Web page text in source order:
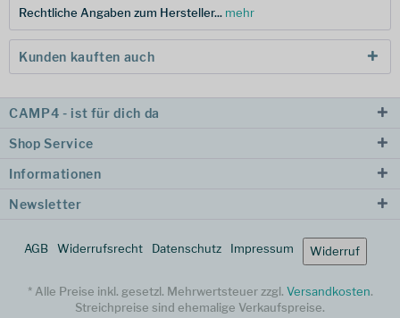
Rechtliche Angaben zum Hersteller... mehr
Kunden kauften auch
CAMP4 - ist für dich da
Shop Service
Informationen
Newsletter
AGB Widerrufsrecht Datenschutz Impressum Widerruf
* Alle Preise inkl. gesetzl. Mehrwertsteuer zzgl. Versandkosten.
Streichpreise sind ehemalige Verkaufspreise.